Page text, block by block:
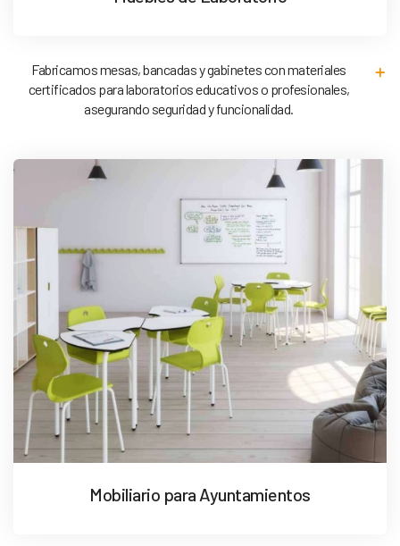
Fabricamos mesas, bancadas y gabinetes con materiales
certificados para laboratorios educativos o profesionales,
asegurando seguridad y funcionalidad.
Mobiliario para Ayuntamientos